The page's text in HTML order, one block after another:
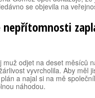
se objevila na
nepřítomnosti
muž odjet na deset měsíců
vyvrcholila. Aby měl
a najal si na mě
náhodou.